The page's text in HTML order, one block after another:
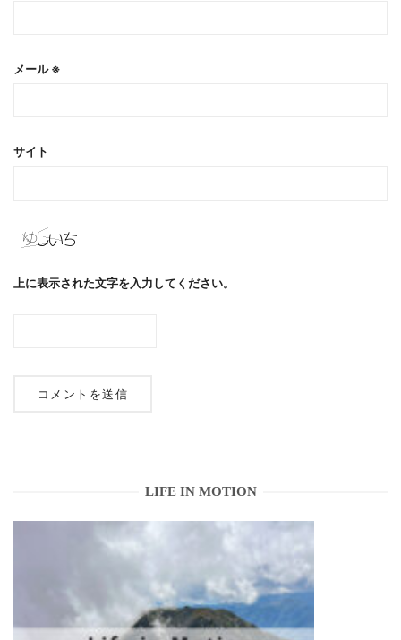
メール※
サイト
上に表示された文字を入力してください。
LIFE IN MOTION